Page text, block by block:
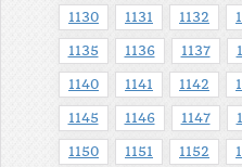
1130 1131 1132
1135 1136 1137
1140 1141 1142
1145 1146 1147
1150 1151 1152